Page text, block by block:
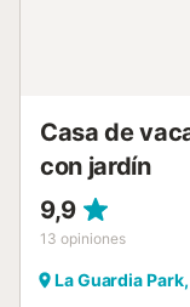
Casa de
con jardín
9,9
13 opiniones
La Guardia